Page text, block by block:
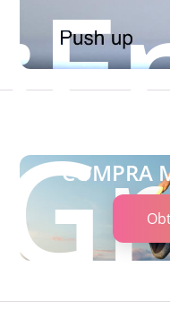
$
COMPRA